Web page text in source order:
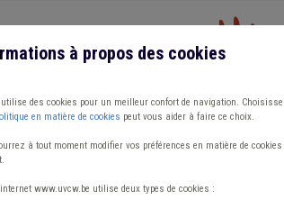
Matières Formations
à propos des cookies
utilise des cookies pour un meilleur confort de navigation.
en matière de cookies peut vous aider à faire ce choix.
à tout moment modifier vos préférences en matière de
www.uvcw.be utilise deux types de cookies :